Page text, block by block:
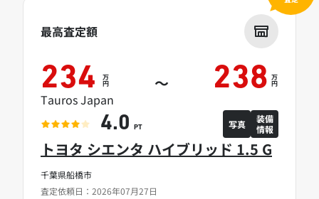
千葉県船橋市
査定依頼日：2026年07月27日
トヨタ シエンタ ハイブリッド 1.5 G
最高査定額
234 万
円 ～ 238 万
円
Tauros Japan
4.0 PT 写真
装備
情報